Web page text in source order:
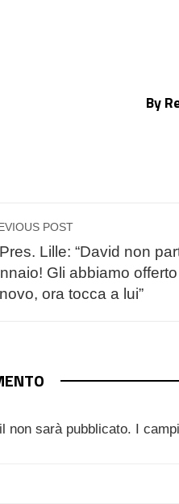
By
POST
Pres. Lille: “David non
Gli abbiamo offerto
ora tocca a lui”
non sarà pubblicato. I